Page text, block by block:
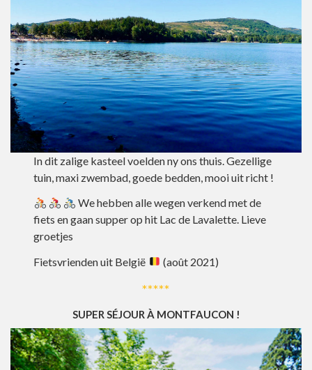
In dit zalige kasteel voelden ny ons thuis. Gezellige
tuin, maxi zwembad, goede bedden, mooi uit richt !
We hebben alle wegen verkend met de
fiets en gaan supper op hit Lac de Lavalette. Lieve
groetjes
Fietsvrienden uit België
(août 2021)
*****
SUPER SÉJOUR À MONTFAUCON !